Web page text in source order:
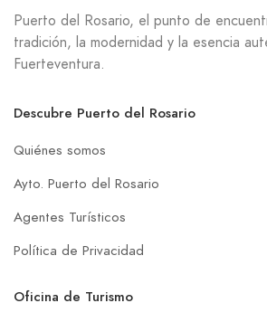
Puerto del Rosario, el punto de
tradición, la modernidad y la esencia
Fuerteventura.
Descubre Puerto del Rosario
Quiénes somos
Ayto. Puerto del Rosario
Agentes Turísticos
Política de Privacidad
Oficina de Turismo